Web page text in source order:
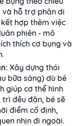
hỗ trợ phân di
hợp thêm việc
phiên - mô
thích cơ bụng và
Xây dựng thói
bữa sáng) dù bé
giúp cơ thể hình
đều đặn, bé sẽ
điểm cố định,
nhịn đi ngoài.